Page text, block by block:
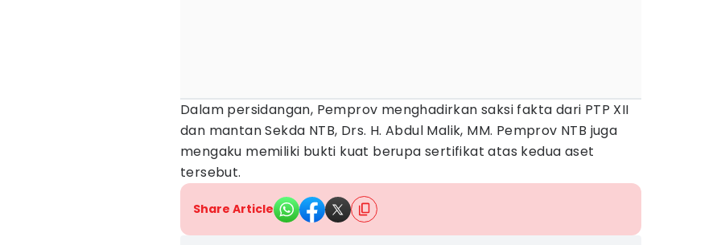
Dalam persidangan, Pemprov menghadirkan saksi fakta dari PTP XII
dan mantan Sekda NTB, Drs. H. Abdul Malik, MM. Pemprov NTB juga
mengaku memiliki bukti kuat berupa sertifikat atas kedua aset
tersebut.
Share Article